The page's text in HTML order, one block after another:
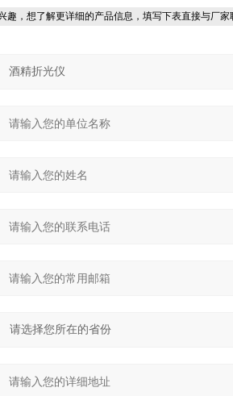
趣，想了解更详细的产品信息，填写下表直接与厂家